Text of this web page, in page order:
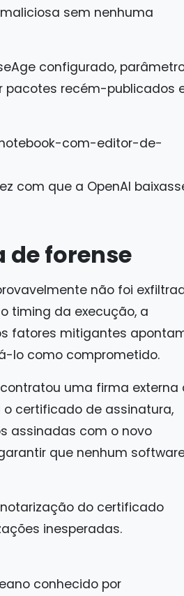
sem nenhuma
configurado,
pacotes recém-publicados
com que a OpenAI
de forense
não foi
timing da execução, a
fatores mitigantes
lo como comprometido.
uma firma externa
certificado de assinatura,
assinadas com o novo
que nenhum
do certificado
inesperadas.
conhecido por